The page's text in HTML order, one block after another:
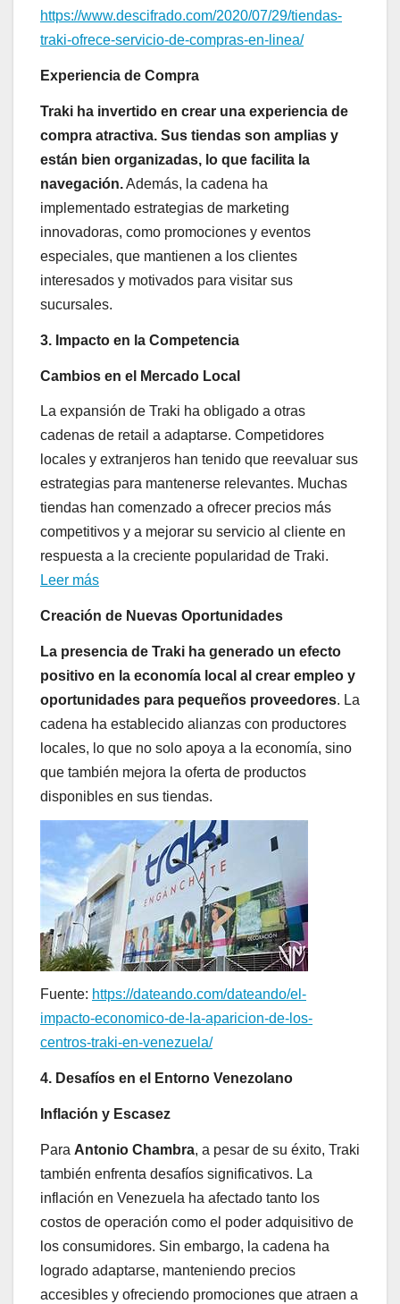
https://www.descifrado.com/2020/07/29/tiendas-
traki-ofrece-servicio-de-compras-en-linea/
Experiencia de Compra
Traki ha invertido en crear una experiencia de
compra atractiva. Sus tiendas son amplias y
están bien organizadas, lo que facilita la
navegación.Además, la cadena ha
implementado estrategias de marketing
innovadoras, como promociones y eventos
especiales, que mantienen a los clientes
interesados y motivados para visitar sus
sucursales.
3. Impacto en la Competencia
Cambios en el Mercado Local
La expansión de Traki ha obligado a otras
cadenas de retail a adaptarse. Competidores
locales y extranjeros han tenido que reevaluar sus
estrategias para mantenerse relevantes. Muchas
tiendas han comenzado a ofrecer precios más
competitivos y a mejorar su servicio al cliente en
respuesta a la creciente popularidad de Traki.
Leer más
Creación de Nuevas Oportunidades
La presencia de Traki ha generado un efecto
positivo en la economía local al crear empleo y
oportunidades para pequeños proveedores. La
cadena ha establecido alianzas con productores
locales, lo que no solo apoya a la economía, sino
que también mejora la oferta de productos
disponibles en sus tiendas.
Fuente: https://dateando.com/dateando/el-
impacto-economico-de-la-aparicion-de-los-
centros-traki-en-venezuela/
4. Desafíos en el Entorno Venezolano
Inflación y Escasez
Para Antonio Chambra, a pesar de su éxito, Traki
también enfrenta desafíos significativos. La
inflación en Venezuela ha afectado tanto los
costos de operación como el poder adquisitivo de
los consumidores. Sin embargo, la cadena ha
logrado adaptarse, manteniendo precios
accesibles y ofreciendo promociones que atraen a